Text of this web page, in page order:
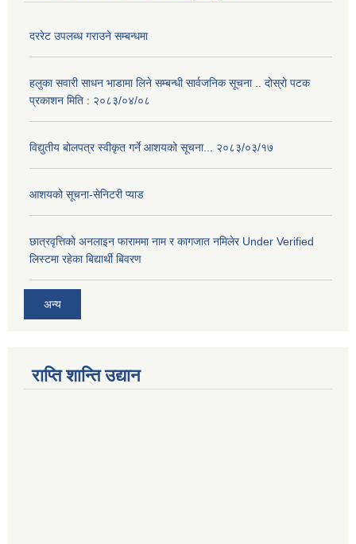
दररेट उपलब्ध गराउने सम्बन्धमा
हलुका सवारी साधन भाडामा लिने सम्बन्धी सार्वजनिक सूचना .. दोस्रो पटक
प्रकाशन मिति : २०८३/०४/०८
विद्युतीय बोलपत्र स्वीकृत गर्ने आशयको सूचना... २०८३/०३/१७
आशयको सूचना-सेनिटरी प्याड
छात्रवृत्तिको अनलाइन फाराममा नाम र कागजात नमिलेर Under Verified
लिस्टमा रहेका बिद्यार्थी बिवरण
अन्य
राप्ति शान्ति उद्यान